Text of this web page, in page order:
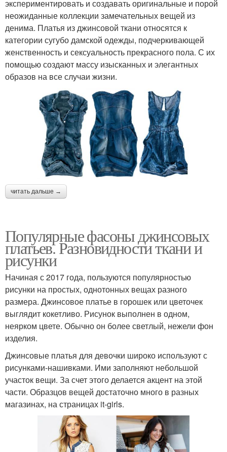
экспериментировать и создавать оригинальные и порой
неожиданные коллекции замечательных вещей из
денима. Платья из джинсовой ткани относятся к
категории сугубо дамской одежды, подчеркивающей
женственность и сексуальность прекрасного пола. С их
помощью создают массу изысканных и элегантных
образов на все случаи жизни.
читать дальше →
Популярные фасоны джинсовых
платьев. Разновидности ткани и
рисунки
Начиная с 2017 года, пользуются популярностью
рисунки на простых, однотонных вещах разного
размера. Джинсовое платье в горошек или цветочек
выглядит кокетливо. Рисунок выполнен в одном,
неярком цвете. Обычно он более светлый, нежели фон
изделия.
Джинсовые платья для девочки широко используют с
рисунками-нашивками. Ими заполняют небольшой
участок вещи. За счет этого делается акцент на этой
части. Образцов вещей достаточно много в разных
магазинах, на страницах it-girls.